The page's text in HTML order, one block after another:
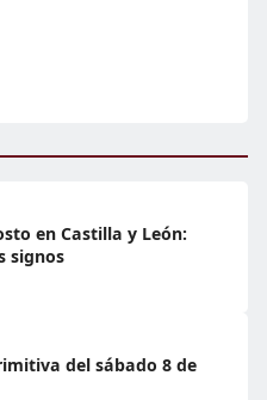
en Castilla y León:
signos
del sábado 8 de